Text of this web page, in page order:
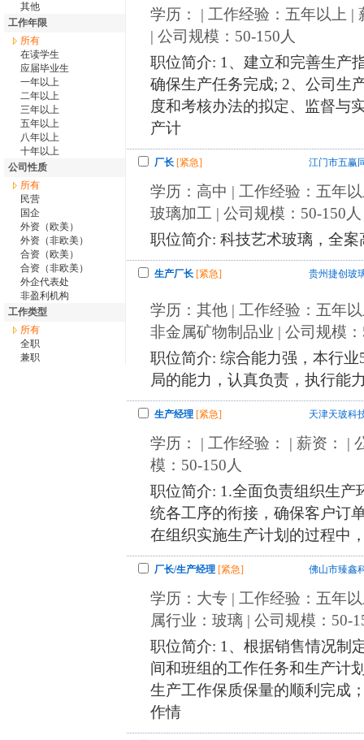
其他
工作年限
所有
在读学生
应届毕业生
一年以上
二年以上
三年以上
五年以上
八年以上
十年以上
公司性质
所有
民营
国企
外资（欧美）
外资（非欧美）
合资（欧美）
合资（非欧美）
外企代表处
非盈利机构
工作类型
所有
全职
兼职
学历： | 工作经验：五年以上 |
| 公司规模：50-150人
职位简介: 1、建立和完善生产
确保生产任务完成; 2、公司生
度和考核办法的拟定、监督与
产计
厂长 [紧急] 江门市五赢
学历：高中 | 工作经验：五年
玻璃加工 | 公司规模：50-150人
职位简介: 科技艺术玻璃，全
生产厂长 [紧急] 贵州捷创玻
学历：其他 | 工作经验：五年
非金属矿物制品业 | 公司规模
职位简介: 综合能力强，本行
局的能力，认真负责，执行能
生产经理 [紧急] 天津天玻科
学历： | 工作经验： | 薪资： |
模：50-150人
职位简介: 1.全面负责组织生产
统各工序的衔接，确保客户订
在组织实施生产计划的过程中
厂长/生产经理 [紧急] 佛山市臻鑫
学历：大专 | 工作经验：五年
属行业：玻璃 | 公司规模：50-
职位简介: 1、根据销售情况制
间和班组的工作任务和生产计
生产工作保质保量的顺利完成
作情